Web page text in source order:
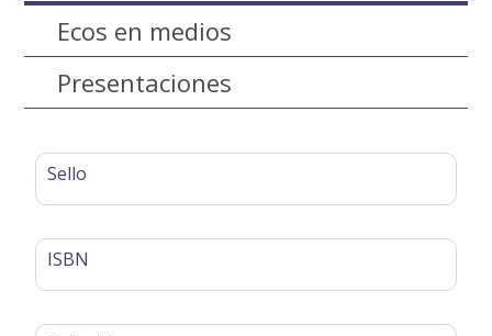
Ecos en medios
Presentaciones
Sello
ISBN